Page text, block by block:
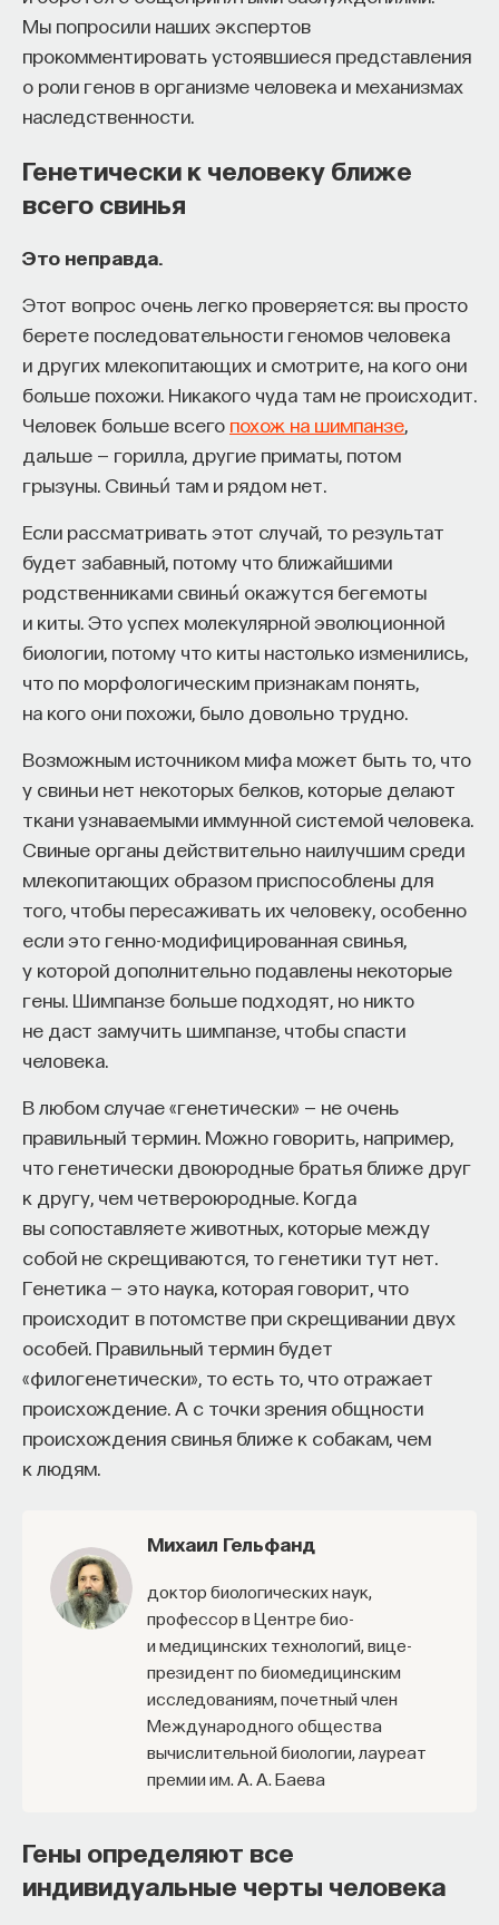
Мы попросили наших экспертов
прокомментировать устоявшиеся представления
о роли генов в организме человека и механизмах
наследственности.
Генетически к человеку ближе
всего свинья
Это неправда.
Этот вопрос очень легко проверяется: вы просто
берете последовательности геномов человека
и других млекопитающих и смотрите, на кого они
больше похожи. Никакого чуда там не происходит.
Человек больше всего похож на шимпанзе
дальше — горилла, другие приматы, потом
грызуны. Свиньи́ там и рядом нет.
Если рассматривать этот случай, то результат
будет забавный, потому что ближайшими
родственниками свиньи́ окажутся бегемоты
и киты. Это успех молекулярной эволюционной
биологии, потому что киты настолько изменились,
что по морфологическим признакам понять,
на кого они похожи, было довольно трудно.
Возможным источником мифа может быть то, что
у свиньи нет некоторых белков, которые делают
ткани узнаваемыми иммунной системой человека.
Свиные органы действительно наилучшим среди
млекопитающих образом приспособлены для
того, чтобы пересаживать их человеку, особенно
если это генно-модифицированная свинья,
у которой дополнительно подавлены некоторые
гены. Шимпанзе больше подходят, но никто
не даст замучить шимпанзе, чтобы спасти
человека.
В любом случае «генетически» — не очень
правильный термин. Можно говорить, например,
что генетически двоюродные братья ближе друг
к другу, чем четвероюродные. Когда
вы сопоставляете животных, которые между
собой не скрещиваются, то генетики тут нет.
Генетика — это наука, которая говорит, что
происходит в потомстве при скрещивании двух
особей. Правильный термин будет
«филогенетически», то есть то, что отражает
происхождение. А с точки зрения общности
происхождения свинья ближе к собакам, чем
к людям.
Михаил Гельфанд
доктор биологических наук,
профессор в Центре био-
и медицинских технологий, вице-
президент по биомедицинским
исследованиям, почетный член
Международного общества
вычислительной биологии, лауреат
премии им. А. А. Баева
Гены определяют все
индивидуальные черты человека
восполнялись и мы просыпались отдохнувшими.
Пройдя этот курс, вы научитесь:
во сне
— Заботиться о качестве своего сна
улучшить свой сон
— Использовать когнитивно-поведенческую
терапию и другие подходы при нарушениях
сна
Автор курса:Михаил Полуэктов — врач-
сомнолог, доцент кафедры нервных
болезней и нейрохирургии Первого МГМУ
им. И. М. Сеченова, заведующий отделением
медицины сна университетской клинической
больницы № 3.
НАПИСАТЬ НАМ
НАД МАТЕРИАЛОМ РАБОТАЛИ
Михаил Полуэктов
кандидат медицинских наук, доцент Первого
651 публикация
СОН СОМНОЛОГИЯ
БЕССОННИЦА ЕСТЕСТВЕННЫЕ НАУКИ
НАУКА СНА
КУРС
Наука сна: как управлять
своим сном
СОХРАНИТЬ КУРС